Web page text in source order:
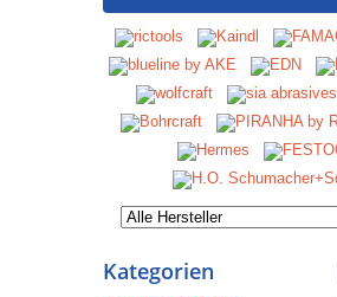
Kategorien